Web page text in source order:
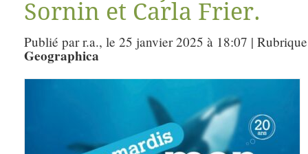
Sornin et Carla Frier.
Publié par r.a., le 25 janvier 2025 à 18:07 |
Geographica